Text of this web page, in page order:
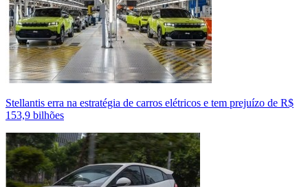
Stellantis erra na estratégia de carros elétricos e tem prejuízo de R$
153,9 bilhões